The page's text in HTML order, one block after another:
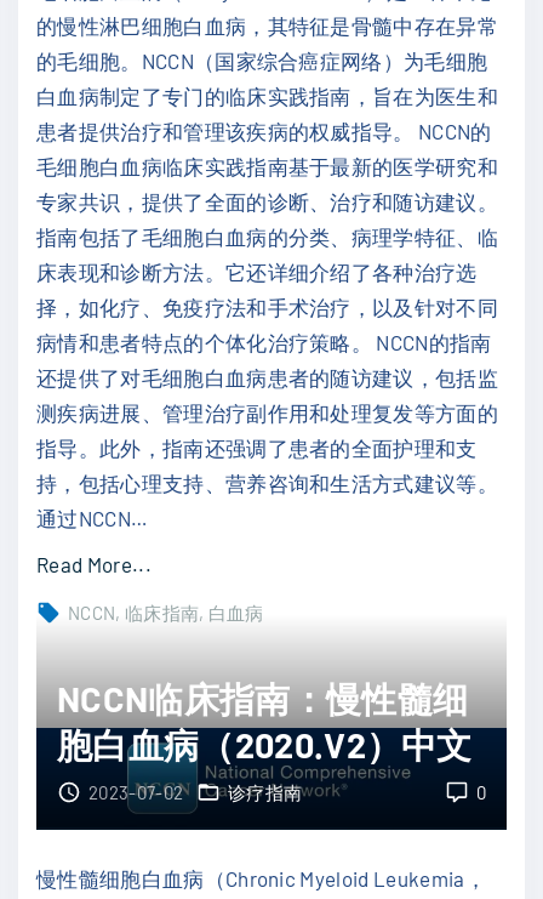
脑
癌
胶
质
瘤
（
2
0
1
）
中
文
"
的慢性淋巴细胞白血病，其特征是骨髓中存在异常
的毛细胞。NCCN（国家综合癌症网络）为毛细胞
白血病制定了专门的临床实践指南，旨在为医生和
患者提供治疗和管理该疾病的权威指导。 NCCN的
毛细胞白血病临床实践指南基于最新的医学研究和
专家共识，提供了全面的诊断、治疗和随访建议。
指南包括了毛细胞白血病的分类、病理学特征、临
床表现和诊断方法。它还详细介绍了各种治疗选
择，如化疗、免疫疗法和手术治疗，以及针对不同
病情和患者特点的个体化治疗策略。 NCCN的指南
还提供了对毛细胞白血病患者的随访建议，包括监
测疾病进展、管理治疗副作用和处理复发等方面的
指导。此外，指南还强调了患者的全面护理和支
持，包括心理支持、营养咨询和生活方式建议等。
通过NCCN…
Read More...
N
临
指
：
NCCN 临床指南 白血病
NCCN临床指南：慢性髓细
胞白血病（2020.V2）中文
0
2023-07-02 诊疗指南
慢性髓细胞白血病（Chronic Myeloid Leukemia，